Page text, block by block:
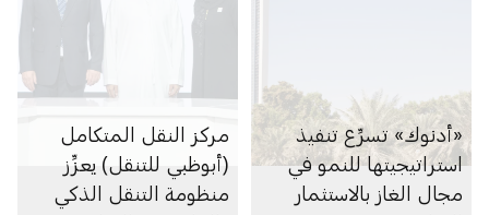
«أدنوك» تسرِّع تنفيذ
استراتيجيتها للنمو في
مجال الغاز بالاستثمار
مركز النقل المتكامل
(أبوظبي للتنقل) يعزِّز
منظومة التنقل الذكي